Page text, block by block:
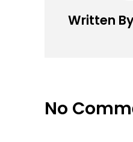
Written
No